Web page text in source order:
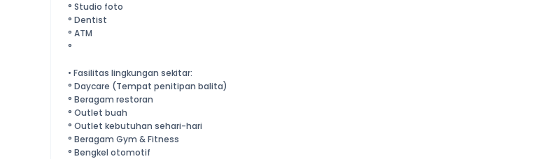
° Studio foto
° Dentist
° ATM
°
• Fasilitas lingkungan sekitar:
° Daycare (Tempat penitipan balita)
° Beragam restoran
° Outlet buah
° Outlet kebutuhan sehari-hari
° Beragam Gym & Fitness
° Bengkel otomotif